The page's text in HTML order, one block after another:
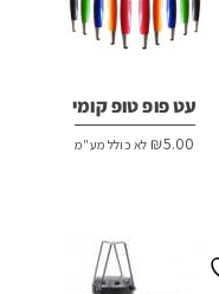
עט פופ טופ קומי
₪5.00 לא כולל מע"מ